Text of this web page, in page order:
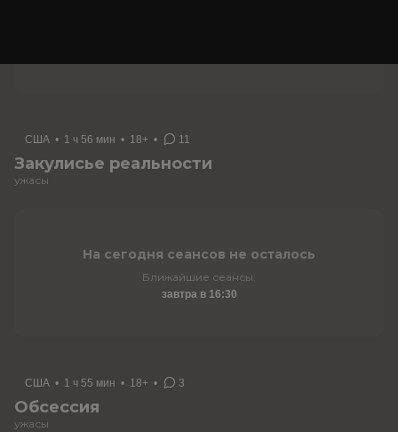
США • 1 ч 56 мин • 18+ • 11
Закулисье реальности
ужасы
На сегодня сеансов не осталось
Ближайшие сеансы:
завтра в 16:30
США • 1 ч 55 мин • 18+ • 3
Обсессия
ужасы